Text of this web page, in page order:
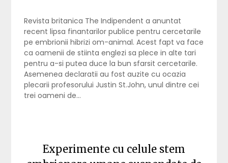
Revista britanica The Indipendent a anuntat
recent lipsa finantarilor publice pentru cercetarile
pe embrionii hibrizi om-animal. Acest fapt va face
ca oamenii de stiinta englezi sa plece in alte tari
pentru a-si putea duce la bun sfarsit cercetarile.
Asemenea declaratii au fost auzite cu ocazia
plecarii profesorului Justin St.John, unul dintre cei
trei oameni de…
Experimente cu celule stem